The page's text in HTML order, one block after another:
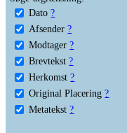
Dato ?
Afsender ?
Modtager ?
Brevtekst ?
Herkomst ?
Original Placering ?
Metatekst ?